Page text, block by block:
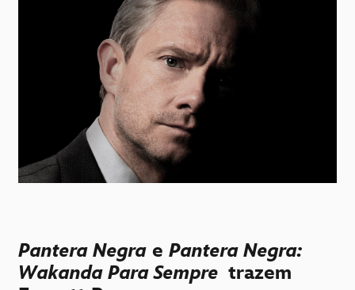
Pantera Negra e Pantera Negra:
Wakanda Para Sempre trazem